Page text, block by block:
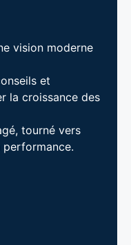
vision moderne
et
la croissance des
tourné vers
performance.